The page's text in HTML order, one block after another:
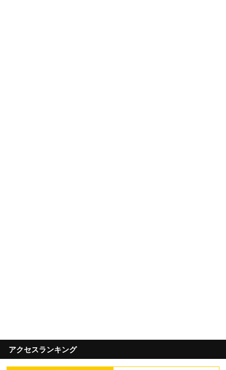
アクセスランキング